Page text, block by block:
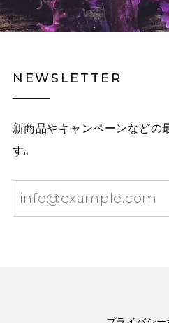
NEWSLETTER
新商品やキャンペーンなどの
す。